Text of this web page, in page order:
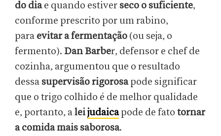
do diae quando estiver seco o suficiente,
conforme prescrito por um rabino,
para evitar a fermentação (ou seja, o
fermento). Dan Barber, defensor e chef de
cozinha, argumentou que o resultado
dessa supervisão rigorosapode significar
que o trigo colhido é de melhor qualidade
e, portanto, aleijudaicapode de fato tornar
a comida mais saborosa.